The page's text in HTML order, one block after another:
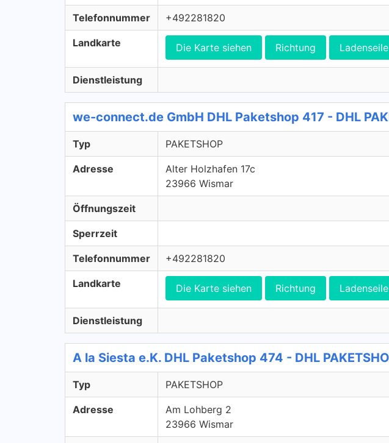
Telefonnummer +492281820
Landkarte Die Karte siehen Richtung Ladenseile
Dienstleistung
we-connect.de GmbH DHL Paketshop 417 - DHL
Typ PAKETSHOP
Adresse
Alter Holzhafen 17c
23966 Wismar
Öffnungszeit
Sperrzeit
Telefonnummer +492281820
Landkarte Die Karte siehen Richtung Ladenseile
Dienstleistung
A la Siesta e.K. DHL Paketshop 474 - DHL
Typ PAKETSHOP
Adresse
Am Lohberg 2
23966 Wismar